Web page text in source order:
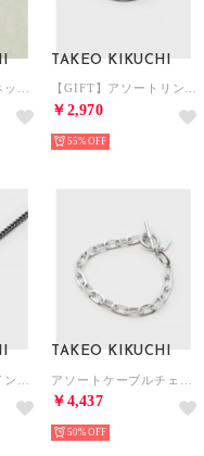
トリプルチェーンネックレス （シルバー(006)）
TAKEO KIKUCHI
【GIFT】アソートリング （シルバー(606)）
￥2,970
55%
TAKEO KIKUCHI
￥4,437
50%